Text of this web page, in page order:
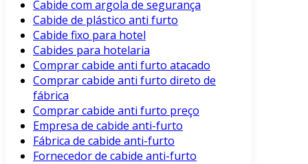
Cabide com argola de segurança
Cabide de plástico anti furto
Cabide fixo para hotel
Cabides para hotelaria
Comprar cabide anti furto atacado
Comprar cabide anti furto direto de
fábrica
Comprar cabide anti furto preço
Empresa de cabide anti-furto
Fábrica de cabide anti-furto
Fornecedor de cabide anti-furto